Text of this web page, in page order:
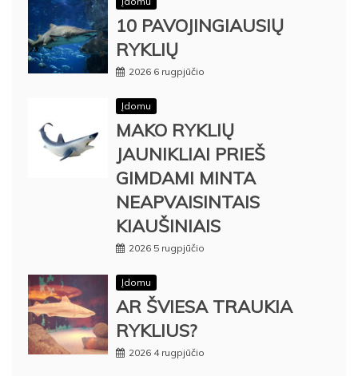
10 PAVOJINGIAUSIŲ
RYKLIŲ
2026 6 rugpjūčio
Įdomu
MAKO RYKLIŲ
JAUNIKLIAI PRIEŠ
GIMDAMI MINTA
NEAPVAISINTAIS
KIAUŠINIAIS
2026 5 rugpjūčio
Įdomu
AR ŠVIESA TRAUKIA
RYKLIUS?
2026 4 rugpjūčio